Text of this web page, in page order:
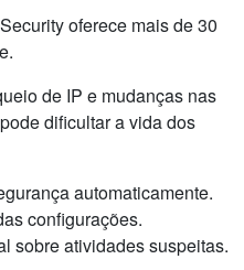
oferece mais de 30
de IP e mudanças nas
dificultar a vida dos
automaticamente.
configurações.
sobre atividades suspeitas.